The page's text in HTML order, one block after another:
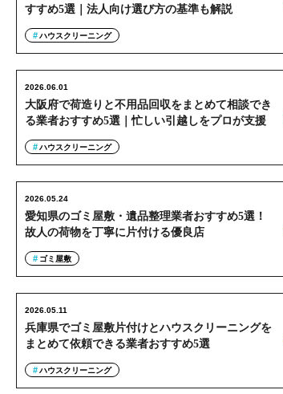
すすめ5選｜法人向け選び方の基準も解説
ハウスクリーニング
大阪府で荷造りと不用品回収をまとめて相談でき
る業者おすすめ5選｜忙しい引越しをプロが支援
2026.06.01
ハウスクリーニング
愛知県のゴミ屋敷・遺品整理業者おすすめ5選！
故人の荷物を丁寧に片付ける優良店
2026.05.24
ゴミ屋敷
兵庫県でゴミ屋敷片付けとハウスクリーニングを
まとめて依頼できる業者おすすめ5選
2026.05.11
ハウスクリーニング